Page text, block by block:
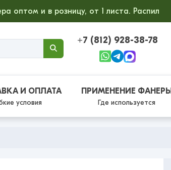
оптом и в розницу, от 1 листа. Распил
+7 (812) 928-38-78
И ОПЛАТА
условия
ПРИМЕНЕНИЕ ФАНЕРЫ
Где используется